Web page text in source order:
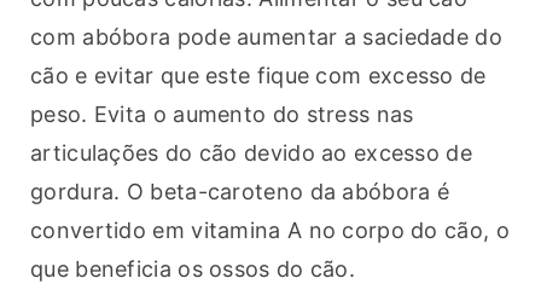
com abóbora pode aumentar a saciedade do
cão e evitar que este fique com excesso de
peso. Evita o aumento do stress nas
articulações do cão devido ao excesso de
gordura. O beta-caroteno da abóbora é
convertido em vitamina A no corpo do cão, o
que beneficia os ossos do cão.